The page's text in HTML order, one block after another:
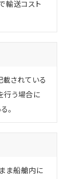
輸送コスト
されている
行う場合に
。
ま船艙内に